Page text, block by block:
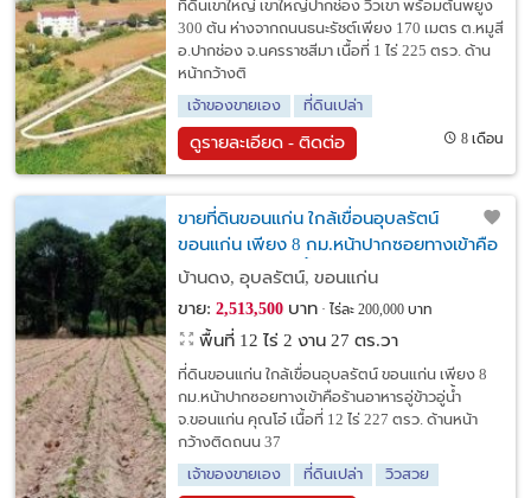
ที่ดินเขาใหญ่ เขาใหญ่ปากช่อง วิวเขา พร้อมต้นพยูง
300 ต้น ห่างจากถนนธนะรัชต์เพียง 170 เมตร ต.หมูสี
อ.ปากช่อง จ.นครราชสีมา เนื้อที่ 1 ไร่ 225 ตรว. ด้าน
หน้ากว้างติ
เจ้าของขายเอง
ที่ดินเปล่า
ดูรายละเอียด - ติดต่อ 8 เดือน
ขายที่ดินขอนแก่น ใกล้เขื่อนอุบลรัตน์
ขอนแก่น เพียง 8 กม.หน้าปากซอยทางเข้าคือ
ร้านอาหารอู่ข้าวอู่น้ำ จ.ขอนแก่น
บ้านดง, อุบลรัตน์, ขอนแก่น
ขาย: 2,513,500บาท ไร่ละ 200,000 บาท
พื้นที่ 12 ไร่ 2 งาน 27 ตร.วา
ที่ดินขอนแก่น ใกล้เขื่อนอุบลรัตน์ ขอนแก่น เพียง 8
กม.หน้าปากซอยทางเข้าคือร้านอาหารอู่ข้าวอู่น้ำ
จ.ขอนแก่น คุณโอ๋ เนื้อที่ 12 ไร่ 227 ตรว. ด้านหน้า
กว้างติดถนน 37
เจ้าของขายเอง
ที่ดินเปล่า วิวสวย